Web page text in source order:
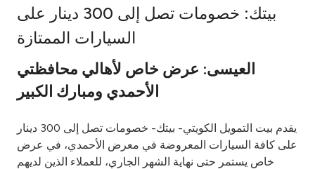
Investment
Ways to bank
Tools & Services
After Sales Services
بيتك: خصومات تصل إلى 300 دينار على
السيارات الممتازة
العيسى: عرض خاص لأهالي محافظتي
الأحمدي ومبارك الكبير
يقدم بيت التمويل الكويتي- بيتك- خصومات تصل إلى 300 دينار
على كافة السيارات المعروضة في معرض الأحمدي، في عرض
خاص يستمر حتى نهاية الشهر الجاري، للعملاء الذين لديهم